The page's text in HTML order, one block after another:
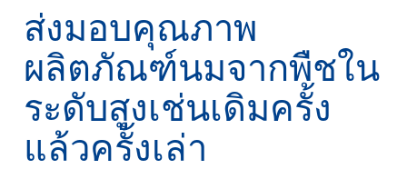
ส่งมอบคุณภาพ
ผลิตภัณฑ์นมจากพืชใน
ระดับสูงเช่นเดิมครั้ง
แล้วครั้งเล่า